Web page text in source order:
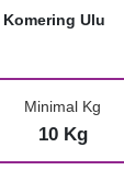
Komering Ulu
Minimal Kg
10 Kg